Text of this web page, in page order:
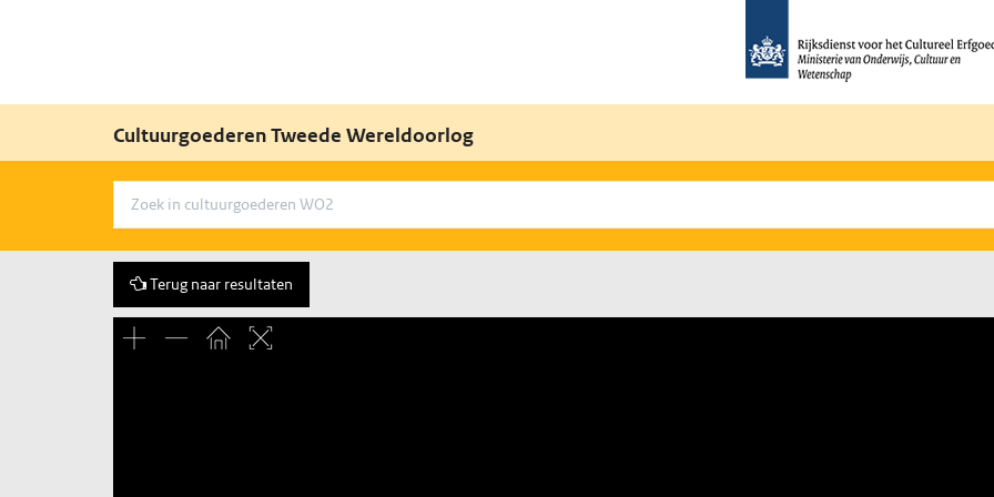
Cultuurgoederen Tweede Wereldoorlog
Terug naar resultaten